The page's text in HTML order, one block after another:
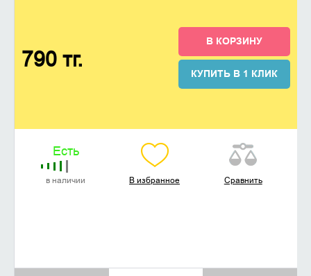
790 тг.
В КОРЗИНУ
КУПИТЬ В 1 КЛИК
Есть
в наличии В избранное Сравнить